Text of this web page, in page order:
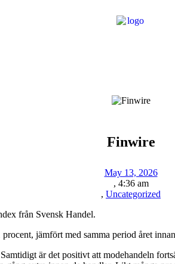
Finwire
May 13, 2026
, 4:36 am
, Uncategorized
från Svensk Handel.
jämfört med samma period året
är det positivt att modehandeln